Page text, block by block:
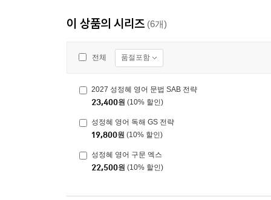
이 상품의 시리즈 (6개)
전체 품절포함
2027 성정혜 영어 문법 SAB 전략
23,400원 (10% 할인)
성정혜 영어 독해 GS 전략
19,800원 (10% 할인)
성정혜 영어 구문 엑스
22,500원 (10% 할인)